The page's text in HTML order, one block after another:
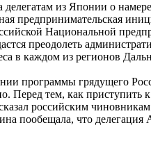
из Японии о
предпринимательская
Национальной
преодолеть
в каждом из регионов
программы грядущего
Перед тем, как приступить
российским
пообещала, что делегация